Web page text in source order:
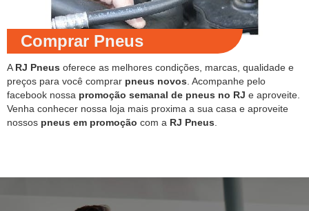
Comprar Pneus
A RJ Pneus oferece as melhores condições, marcas, qualidade e
preços para você comprar pneus novos . Acompanhe pelo
facebook nossa promoção semanal de pneus no RJ e aproveite.
Venha conhecer nossa loja mais proxima a sua casa e aproveite
nossos pneus em promoção com a RJ Pneus